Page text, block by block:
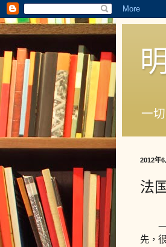
一
2012年
法
一
先，